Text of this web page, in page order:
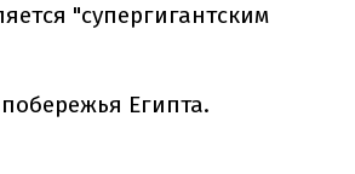
"супергигантским
Египта.